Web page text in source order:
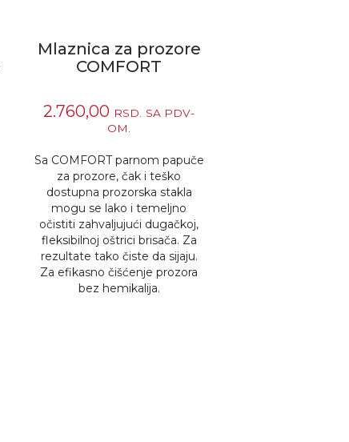
Mlaznica za prozore
COMFORT
2.760,00 RSD.
SA PDV-
OM.
Sa COMFORT parnom papuče
za prozore, čak i teško
dostupna prozorska stakla
mogu se lako i temeljno
očistiti zahvaljujući dugačkoj,
fleksibilnoj oštrici brisača. Za
rezultate tako čiste da sijaju.
Za efikasno čišćenje prozora
bez hemikalija.